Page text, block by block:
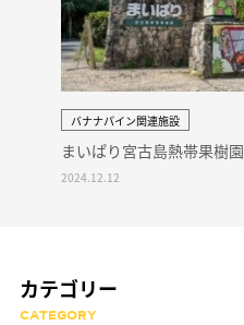
バナナパイン関連施設
2024.12.12
まいぱり宮古島熱帯果樹園
カテゴリー
CATEGORY